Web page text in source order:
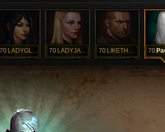
70 LADYGLORIUS 70 LADYJAETRESS 70 LIKETHEWIND 70